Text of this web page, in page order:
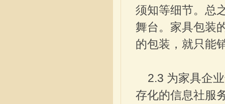
须知等细节。总
舞台。家具包装
的包装，就只能
2.3 为家具企业
存化的信息社服